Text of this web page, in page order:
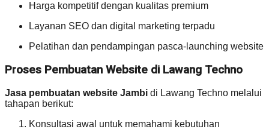
Harga kompetitif dengan kualitas premium
Layanan SEO dan digital marketing terpadu
Pelatihan dan pendampingan pasca-launching website
Proses Pembuatan Website di Lawang Techno
Jasa pembuatan website Jambi di Lawang Techno melalui
tahapan berikut:
Konsultasi awal untuk memahami kebutuhan